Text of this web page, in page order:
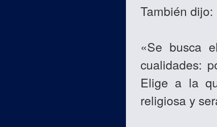
También dijo:
«Se busca
cualidades:
Elige a la
religiosa y